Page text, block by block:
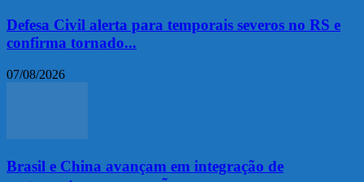
Defesa Civil alerta para temporais severos no RS e
confirma tornado...
07/08/2026
Brasil e China avançam em integração de